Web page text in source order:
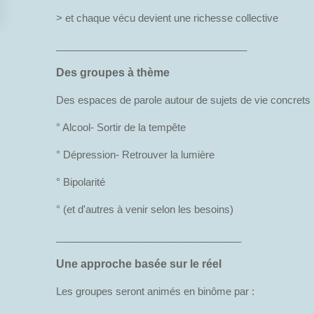
> et chaque vécu devient une richesse collective
Des groupes à thème
Des espaces de parole autour de sujets de vie concrets
° Alcool- Sortir de la tempête
° Dépression- Retrouver la lumière
° Bipolarité
° (et d'autres à venir selon les besoins)
Une approche basée sur le réel
Les groupes seront animés en binôme par :